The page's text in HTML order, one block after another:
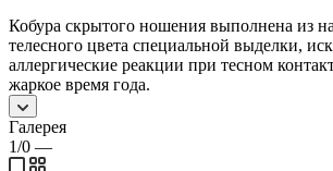
Кобура скрытого ношения выполнена из
телесного цвета специальной выделки,
аллергические реакции при тесном
жаркое время года.
Галерея
1/0 —